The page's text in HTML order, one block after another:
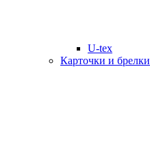
U-tex
Карточки и брелки